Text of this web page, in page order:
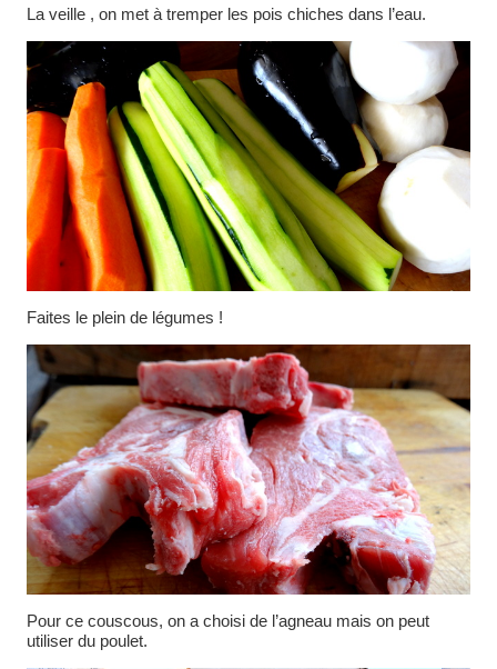
La veille , on met à tremper les pois chiches dans l’eau.
Faites le plein de légumes !
Pour ce couscous, on a choisi de l’agneau mais on peut
utiliser du poulet.